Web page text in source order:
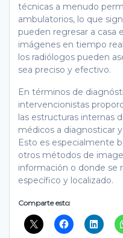
técnicas a menudo
ambulatorios, lo que
pueden regresar a casa
imágenes en tiempo
los radiólogos pueden
sea preciso y efectivo.
En términos de
intervencionistas
las estructuras internas
médicos a diagnosticar
Esto es especialmente
otros métodos de
información o donde se
específico y localizado.
Comparte esto: